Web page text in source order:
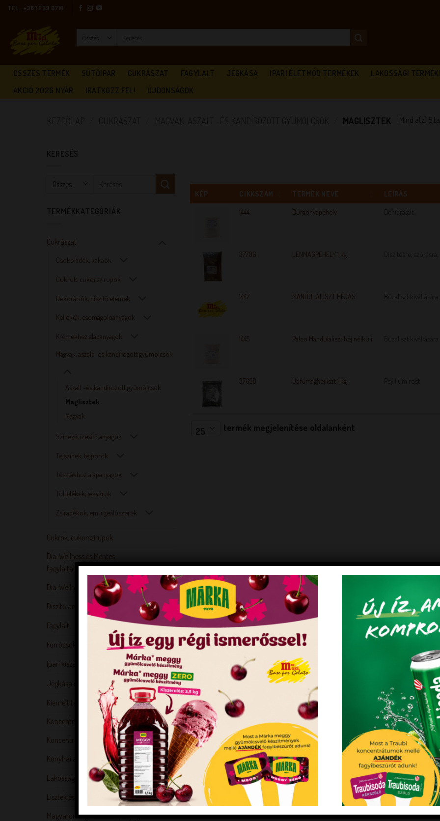
SkipTEL.: +36 1 233 0710
ÖSSZES TERMÉK SÜTŐIPAR CUKRÁSZAT FAGYLALT JÉGKÁSA IPARI ÉLETMÓD TERMÉKEK
LAKOSSÁGI
AKCIÓ 2026 NYÁR
IRATKOZZ FEL! ÚJDONSÁGOK
MAGLISZTEK Mind a(z) 5
KERESÉS
TERMÉKKATEGÓRIÁK
Cukrászat
Csokoládék, kakaók
Cukrok, cukorszirupok
Dekorációk, díszítő elemek
Kellékek, csomagolóanyagok
Krémekhez alapanyagok
Magvak, aszalt -és kandírozott gyümölcsök
Aszalt -és kandírozott gyümölcsök
Maglisztek
Magvak
Színező, ízesítő anyagok
Tejszínek, tejporok
Tésztákhoz alapanyagok
Töltelékek, lekvárok
Zsíradékok, emulgeálószerek
Cukrok, cukorszirupok
Dia-Wellness és Mentes
fagylaltalapanyagok
Dia-Wellness Termékek
Díszítő anyagok
Fagylalt
Forrócsoki
Ipari kiszerelésű életmód termékek
Jégkása szirupok, shake porok
Kiemelt termékek
Koncentrátumok
Koncentrátumok variegátók
Konyhai alapanyagok
Lakossági kiszerelésű termékek
Lisztek és mixek
Magyarország tortái alapanyagok
KÉP CIKKSZÁM TERMÉK NEVE LEÍRÁS
1444 Burgonyapehely
37706 LENMAGPEHELY 1 kg
1447 MANDULALISZT HÉJAS
1445 Paleo Mandulaliszt héj nélküli
37658 Útifűmaghéjliszt 1 kg
termék megjelenítése oldalanként